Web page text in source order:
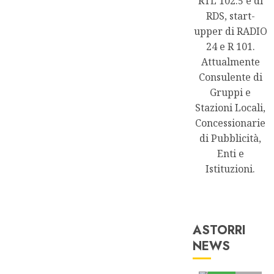
RDS, start-
upper di RADIO
24 e R 101.
Attualmente
Consulente di
Gruppi e
Stazioni Locali,
Concessionarie
di Pubblicità,
Enti e
Istituzioni.
ASTORRI
NEWSAstorri News